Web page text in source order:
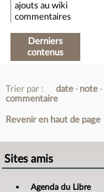
ajouts au wiki
commentaires
Derniers
contenus
Trier par : date note
commentaire
Revenir en haut de page
Sites amis
Agenda du Libre